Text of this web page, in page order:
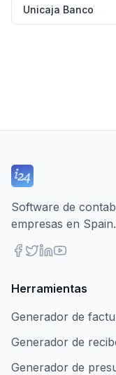
Unicaja Banco
Software de
empresas en Spain.
Herramientas
Generador de
Generador de
Generador de